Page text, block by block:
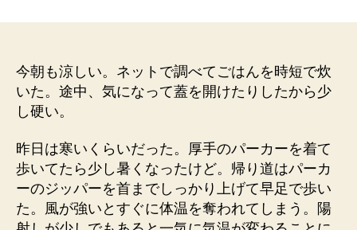
の
グ
今朝も涼しい。ネットで調べてごはんを時短で炊
いた。途中、気になって蓋を開けたりしたから少
し硬い。
昨日は寒いくらいだった。厚手のパーカーを着て
歩いてたら少し暑くなったけど。帰り道はパーカ
ーのジッパーを首までしっかり上げて早足で歩い
た。風が強いとすぐに体温を奪われてしまう。陽